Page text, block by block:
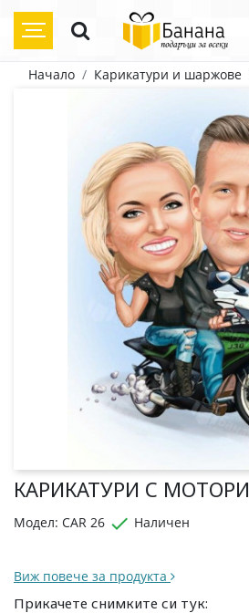
Начало Карикатури и шаржове
КАРИКАТУРИ С МОТОРИ
Модел: CAR 26  Наличен
Виж повече за продукта
Прикачете снимките си тук: